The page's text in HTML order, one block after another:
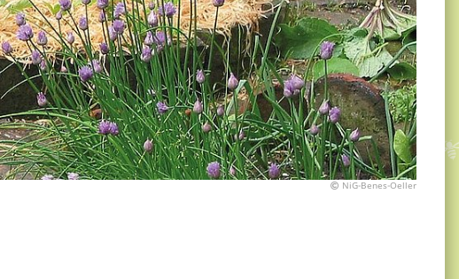
NiG-Benes-Oeller